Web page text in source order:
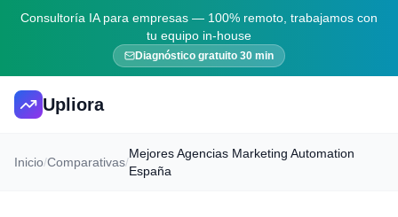
Consultoría IA para empresas — 100% remoto, trabajamos con
tu equipo in-house
Diagnóstico gratuito 30 min
Upliora
Inicio/Comparativas/
Mejores Agencias Marketing Automation
España